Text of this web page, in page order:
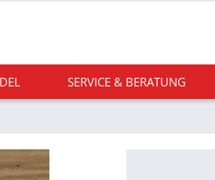
SERVICE & BERATUNG